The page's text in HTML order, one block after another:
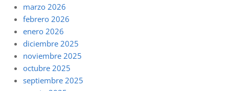
marzo 2026
febrero 2026
enero 2026
diciembre 2025
noviembre 2025
octubre 2025
septiembre 2025